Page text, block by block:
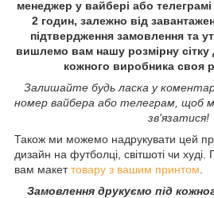
менеджер у вайбері або
2 годин, залежно від
підтвердження замовлення та
вишлемо вам нашу розмірну сітку
кожного виробника своя
Залишайте будь ласка у
номер вайбера або телеграм, щоб
зв'язатися!
Також ми можемо надрукувати цей
дизайн на футболці, світшоті чи
вам макеттовару з вашим принтом
Замовлення друкуємо під